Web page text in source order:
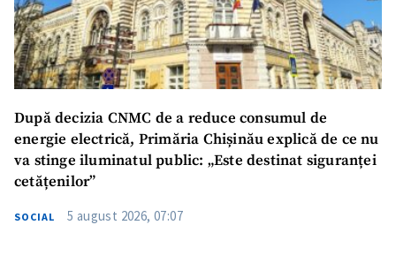
După decizia CNMC de a reduce consumul de
energie electrică, Primăria Chișinău explică de ce nu
va stinge iluminatul public: „Este destinat siguranței
cetățenilor”
SOCIAL 5 august 2026, 07:07